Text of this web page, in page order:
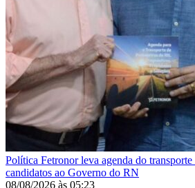
Política Fetronor leva agenda do
candidatos ao Governo do RN
08/08/2026 às 05:23